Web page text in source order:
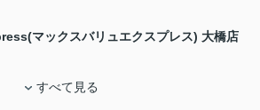
マックスバリュエクスプレス) 大橋店
すべて見る